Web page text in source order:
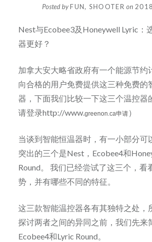
Posted byFUN, SHOOTER on
Nest与Ecobee3及Honeywell Lyric：
器更好？
加拿大安大略省政府有一个能源节约
向合格的用户免费提供这三种免费的
器，下面我们比较一下这三个温控器
请登录http://www.greenon.ca申请）
当谈到智能恒温器时，有一小部分可
突出的三个是Nest，Ecobee4和
Round。 我们已经尝试了这三个，看
势，并有哪些不同的特征。
这三款智能温控器各有其独特之处，
探讨两者之间的异同之前，我们先来
Ecobee4和Lyric Round。